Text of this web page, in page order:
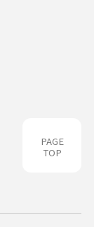
PAGE
TOP